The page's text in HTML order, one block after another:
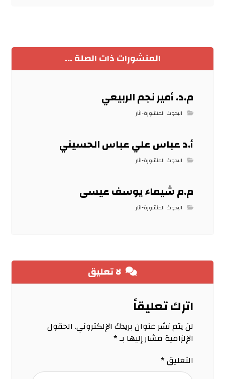
المنشورات ذات الصلة ...
م.د. أمير نجم الربيعي
البحوث المنشورة-اثار
أ.د عباس علي عباس الحسيني
البحوث المنشورة-اثار
م.م شيماء يوسف عيسى
البحوث المنشورة-اثار
لا تعليق
اترك تعليقاً
لن يتم نشر عنوان بريدك الإلكتروني. الحقول
الإلزامية مشار إليها بـ*
التعليق*